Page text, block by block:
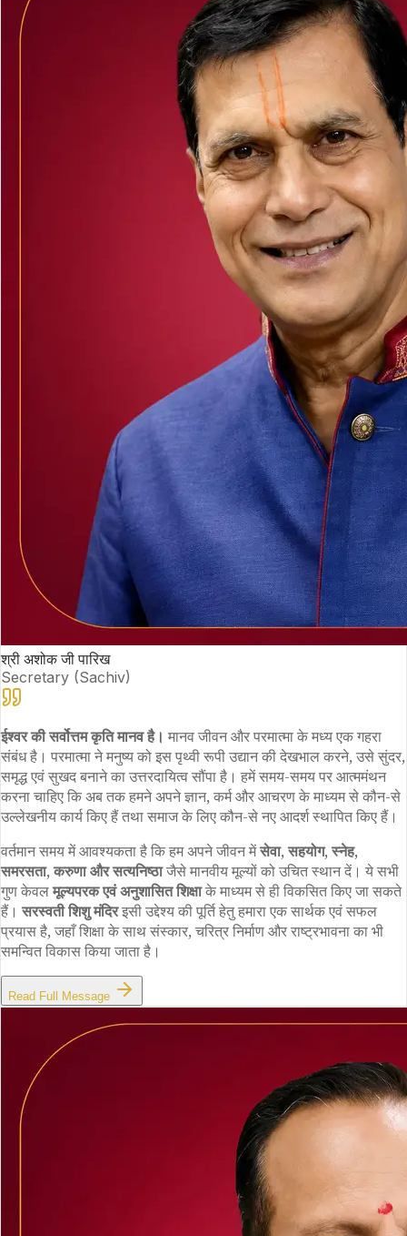
श्री अशोक जी पारिख
Secretary (Sachiv)
ईश्वर की सर्वोत्तम कृति मानव है। मानव जीवन और परमात्मा के मध्य एक गहरा
संबंध है। परमात्मा ने मनुष्य को इस पृथ्वी रूपी उद्यान की देखभाल करने, उसे सुंदर,
समृद्ध एवं सुखद बनाने का उत्तरदायित्व सौंपा है। हमें समय-समय पर आत्ममंथन
करना चाहिए कि अब तक हमने अपने ज्ञान, कर्म और आचरण के माध्यम से कौन-से
उल्लेखनीय कार्य किए हैं तथा समाज के लिए कौन-से नए आदर्श स्थापित किए हैं।
वर्तमान समय में आवश्यकता है कि हम अपने जीवन मेंसेवा, सहयोग, स्नेह,
समरसता, करुणा और सत्यनिष्ठाजैसे मानवीय मूल्यों को उचित स्थान दें। ये सभी
गुण केवलमूल्यपरक एवं अनुशासित शिक्षाके माध्यम से ही विकसित किए जा सकते
हैं।सरस्वती शिशु मंदिरइसी उद्देश्य की पूर्ति हेतु हमारा एक सार्थक एवं सफल
प्रयास है, जहाँ शिक्षा के साथ संस्कार, चरित्र निर्माण और राष्ट्रभावना का भी
समन्वित विकास किया जाता है।
Read Full Message